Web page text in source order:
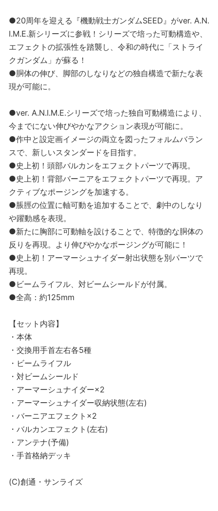
●20周年を迎える『機動戦士ガンダムSEED』がver. A.N.
I.M.E.新シリーズに参戦！シリーズで培った可動構造や、
エフェクトの拡張性を踏襲し、令和の時代に「ストライ
クガンダム」が蘇る！
●胴体の伸び、脚部のしなりなどの独自構造で新たな表
現が可能に。
●ver. A.N.I.M.E.シリーズで培った独自可動構造により、
今までにない伸びやかなアクション表現が可能に。
●作中と設定画イメージの両立を図ったフォルムバラン
スで、新しいスタンダードを目指す。
●史上初！頭部バルカンをエフェクトパーツで再現。
●史上初！背部バーニアをエフェクトパーツで再現。ア
クティブなポージングを加速する。
●脹脛の位置に軸可動を追加することで、劇中のしなり
や躍動感を表現。
●新たに胸部に可動軸を設けることで、特徴的な胴体の
反りを再現。より伸びやかなポージングが可能に！
●史上初！アーマーシュナイダー射出状態を別パーツで
再現。
●ビームライフル、対ビームシールドが付属。
●全高：約125mm
【セット内容】
・本体
・交換用手首左右各5種
・ビームライフル
・対ビームシールド
・アーマーシュナイダー×2
・アーマーシュナイダー収納状態(左右)
・バーニアエフェクト×2
・バルカンエフェクト(左右)
・アンテナ(予備)
・手首格納デッキ
(C)創通・サンライズ